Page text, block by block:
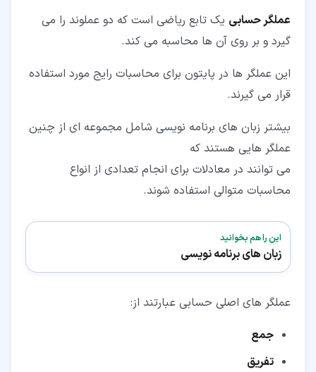
عملگر حسابی یک تابع ریاضی است که دو عملوند را می
گیرد و بر روی آن ها محاسبه می کند.
این عملگر ها در پایتون برای محاسبات رایج مورد استفاده
قرار می گیرند.
بیشتر زبان های برنامه نویسی شامل مجموعه ای از چنین
عملگر هایی هستند که
می توانند در معادلات برای انجام تعدادی از انواع
محاسبات متوالی استفاده شوند.
این را هم بخوانید
زبان های برنامه نویسی
عملگر های اصلی حسابی عبارتند از:
جمع
تفریق